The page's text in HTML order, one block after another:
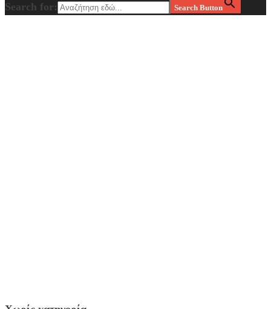
Search for: Search Button